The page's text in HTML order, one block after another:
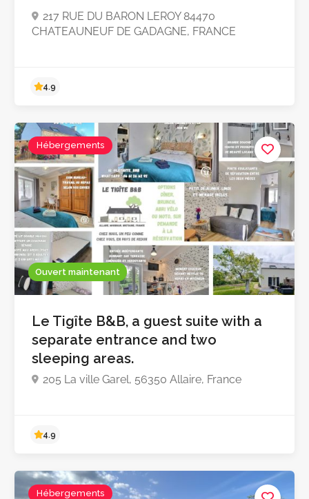
217 RUE DU BARON LEROY 84470
CHATEAUNEUF DE GADAGNE, FRANCE
Ouvert maintenant
Hébergements
Le Tigîte B&B, a guest suite with a
separate entrance and two
sleeping areas.
205 La ville Garel, 56350 Allaire, France
Hébergements